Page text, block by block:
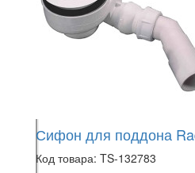
Сифон для поддона
Код товара: TS-132783